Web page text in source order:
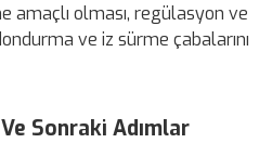
amaçlı olması, regülasyon ve
ve iz sürme çabalarını
Sonraki Adımlar